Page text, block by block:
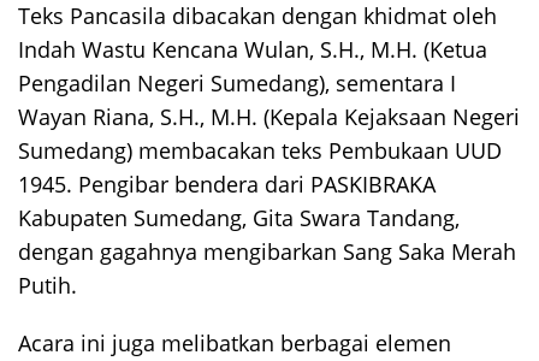
Teks Pancasila dibacakan dengan khidmat oleh
Indah Wastu Kencana Wulan, S.H., M.H. (Ketua
Pengadilan Negeri Sumedang), sementara I
Wayan Riana, S.H., M.H. (Kepala Kejaksaan Negeri
Sumedang) membacakan teks Pembukaan UUD
1945. Pengibar bendera dari PASKIBRAKA
Kabupaten Sumedang, Gita Swara Tandang,
dengan gagahnya mengibarkan Sang Saka Merah
Putih.
Acara ini juga melibatkan berbagai elemen